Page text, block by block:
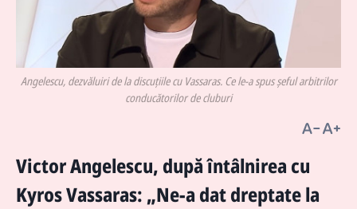
Angelescu, dezvăluiri de la discuțiile cu Vassaras. Ce le-a spus șeful arbitrilor
conducătorilor de cluburi
Victor Angelescu, după întâlnirea cu
Kyros Vassaras: „Ne-a dat dreptate la